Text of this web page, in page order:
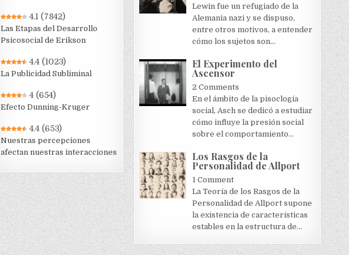
4.1 (7842)
Las Etapas del Desarrollo
Psicosocial de Erikson
4.4 (1023)
La Publicidad Subliminal
4 (654)
Efecto Dunning-Kruger
4.4 (653)
Nuestras percepciones
afectan nuestras interacciones
Lewin fue un refugiado de la
Alemania nazi y se dispuso,
entre otros motivos, a entender
cómo los sujetos son...
El Experimento del
Ascensor
2 Comments
En el ámbito de la pisoclogía
social, Asch se dedicó a estudiar
cómo influye la presión social
sobre el comportamiento...
Los Rasgos de la
Personalidad de Allport
1 Comment
La Teoría de los Rasgos de la
Personalidad de Allport supone
la existencia de características
estables en la estructura de...